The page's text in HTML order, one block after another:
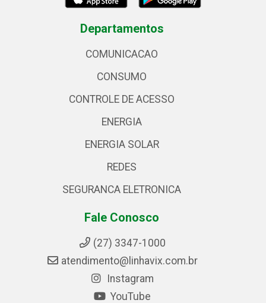
Departamentos
COMUNICACAO
CONSUMO
CONTROLE DE ACESSO
ENERGIA
ENERGIA SOLAR
REDES
SEGURANCA ELETRONICA
Fale Conosco
(27) 3347-1000
atendimento@linhavix.com.br
Instagram
YouTube